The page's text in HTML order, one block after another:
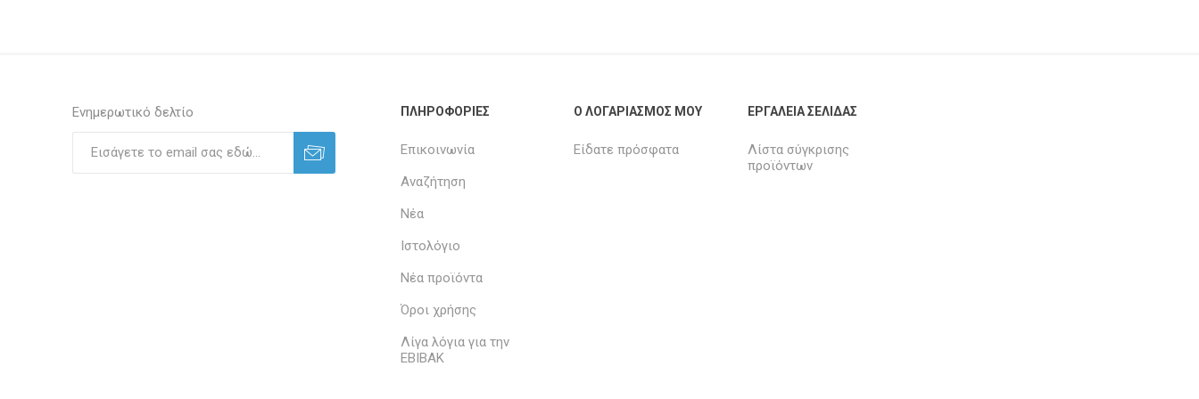
Ενημερωτικό δελτίο ΠΛΗΡΟΦΟΡΊΕΣ
Επικοινωνία
Αναζήτηση
Νέα
Ιστολόγιο
Νέα προϊόντα
Όροι χρήσης
Λίγα λόγια για την
ΕΒΙΒΑΚ
Ο ΛΟΓΑΡΙΑΣΜΌΣ ΜΟΥ
Είδατε πρόσφατα
ΕΡΓΑΛΕΊΑ ΣΕΛΊΔΑΣ
Λίστα σύγκρισης
προϊόντων